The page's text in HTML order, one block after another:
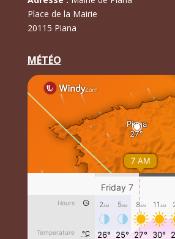
Place de la Mairie
20115 Piana
MÉTÉO